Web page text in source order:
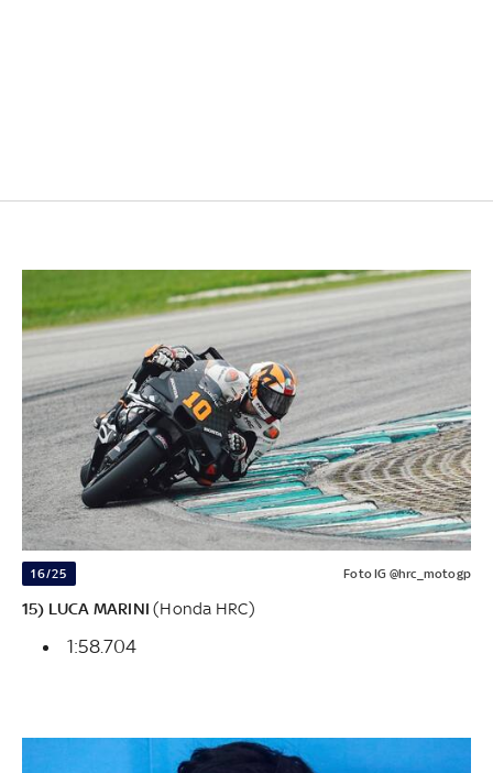
16/25 Foto IG @hrc_motogp
15) LUCA MARINI(Honda HRC)
1:58.704